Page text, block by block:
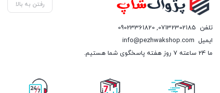
رفتن به بالا
تلفن 07132302185
,
09023361820
ایمیل info@pezhwakshop.com
ما 24 ساعته 7 روز هفته پاسخگوی شما هستیم.